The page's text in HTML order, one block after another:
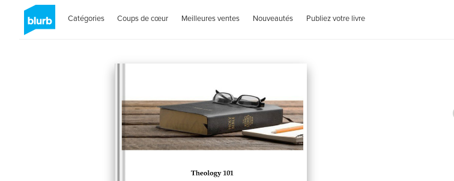
Catégories Coups de cœur Meilleures ventes Nouveautés Publiez votre livre